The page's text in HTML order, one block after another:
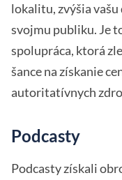
lokalitu, zvýšia
svojmu publiku. Je
spolupráca, ktorá
šance na získanie
autoritatívnych
Podcasty
Podcasty získali